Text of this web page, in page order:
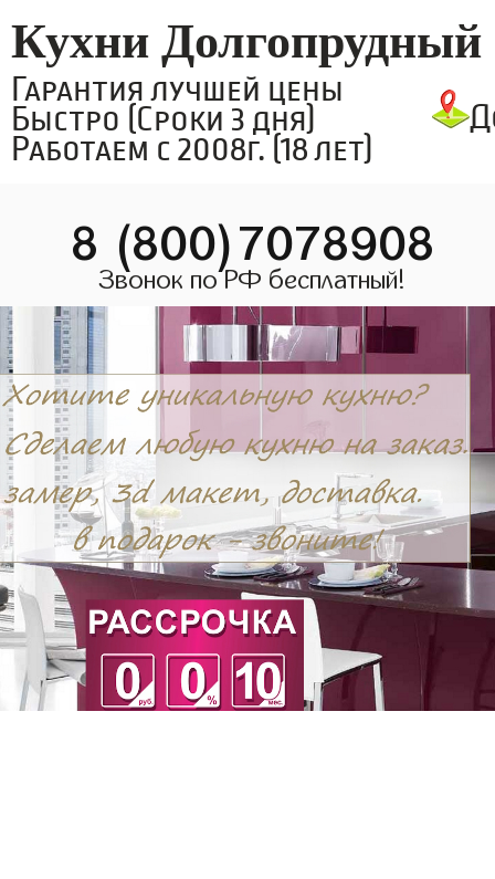
Кухни Долгопрудный
Гарантия лучшей цены
Быстро (Сроки 3 дня)
Работаем с 2008г. (18 лет)
8 (800)7078908
Звонок по РФ бесплатный!